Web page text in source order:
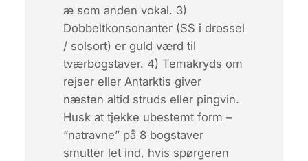
æ som anden vokal. 3)
Dobbeltkonsonanter (SS i drossel
/ solsort) er guld værd til
tværbogstaver. 4) Temakryds om
rejser eller Antarktis giver
næsten altid struds eller pingvin.
Husk at tjekke ubestemt form –
“natravne” på 8 bogstaver
smutter let ind, hvis spørgeren